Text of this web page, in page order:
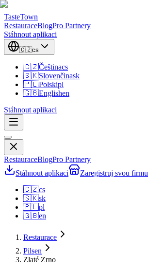
TasteTown
RestauraceBlogPro Partnery
Stáhnout aplikaci
🇨🇿cs
🇨🇿Češtinacs
🇸🇰Slovenčinask
🇵🇱Polskipl
🇬🇧Englishen
Stáhnout aplikaci
RestauraceBlogPro Partnery
Stáhnout aplikaci
Zaregistruj svou firmu
🇨🇿cs
🇸🇰sk
🇵🇱pl
🇬🇧en
Restaurace
Pilsen
Zlaté Zrno